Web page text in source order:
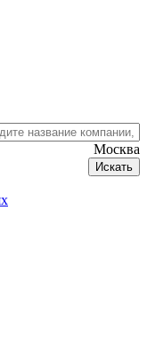
Москва
Искать